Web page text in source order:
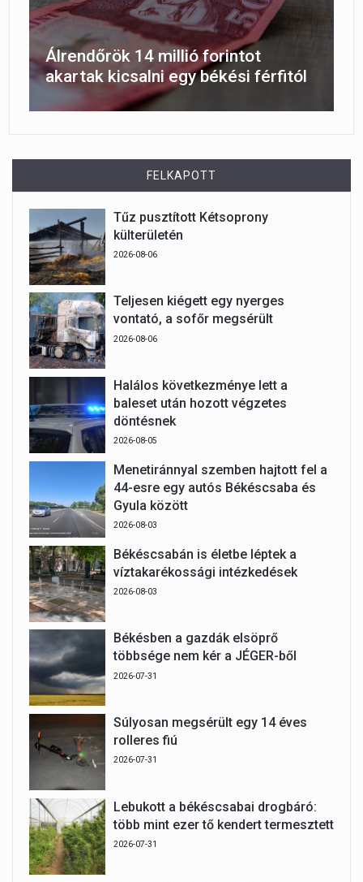
Álrendőrök 14 millió forintot
akartak kicsalni egy békési férfitól
FELKAPOTT
Tűz pusztított Kétsoprony
külterületén
2026-08-06
Teljesen kiégett egy nyerges
vontató, a sofőr megsérült
2026-08-06
Halálos következménye lett a
baleset után hozott végzetes
döntésnek
2026-08-05
Menetiránnyal szemben hajtott fel a
44-esre egy autós Békéscsaba és
Gyula között
2026-08-03
Békéscsabán is életbe léptek a
víztakarékossági intézkedések
2026-08-03
Békésben a gazdák elsöprő
többsége nem kér a JÉGER-ből
2026-07-31
Súlyosan megsérült egy 14 éves
rolleres fiú
2026-07-31
Lebukott a békéscsabai drogbáró:
több mint ezer tő kendert termesztett
2026-07-31